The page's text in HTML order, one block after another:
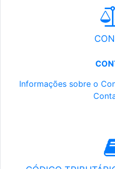
Informações sobre o